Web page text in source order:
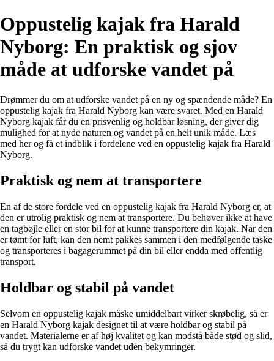
Oppustelig kajak fra Harald
Nyborg: En praktisk og sjov
måde at udforske vandet på
Drømmer du om at udforske vandet på en ny og spændende måde? En
oppustelig kajak fra Harald Nyborg kan være svaret. Med en Harald
Nyborg kajak får du en prisvenlig og holdbar løsning, der giver dig
mulighed for at nyde naturen og vandet på en helt unik måde. Læs
med her og få et indblik i fordelene ved en oppustelig kajak fra Harald
Nyborg.
Praktisk og nem at transportere
En af de store fordele ved en oppustelig kajak fra Harald Nyborg er, at
den er utrolig praktisk og nem at transportere. Du behøver ikke at have
en tagbøjle eller en stor bil for at kunne transportere din kajak. Når den
er tømt for luft, kan den nemt pakkes sammen i den medfølgende taske
og transporteres i bagagerummet på din bil eller endda med offentlig
transport.
Holdbar og stabil på vandet
Selvom en oppustelig kajak måske umiddelbart virker skrøbelig, så er
en Harald Nyborg kajak designet til at være holdbar og stabil på
vandet. Materialerne er af høj kvalitet og kan modstå både stød og slid,
så du trygt kan udforske vandet uden bekymringer.